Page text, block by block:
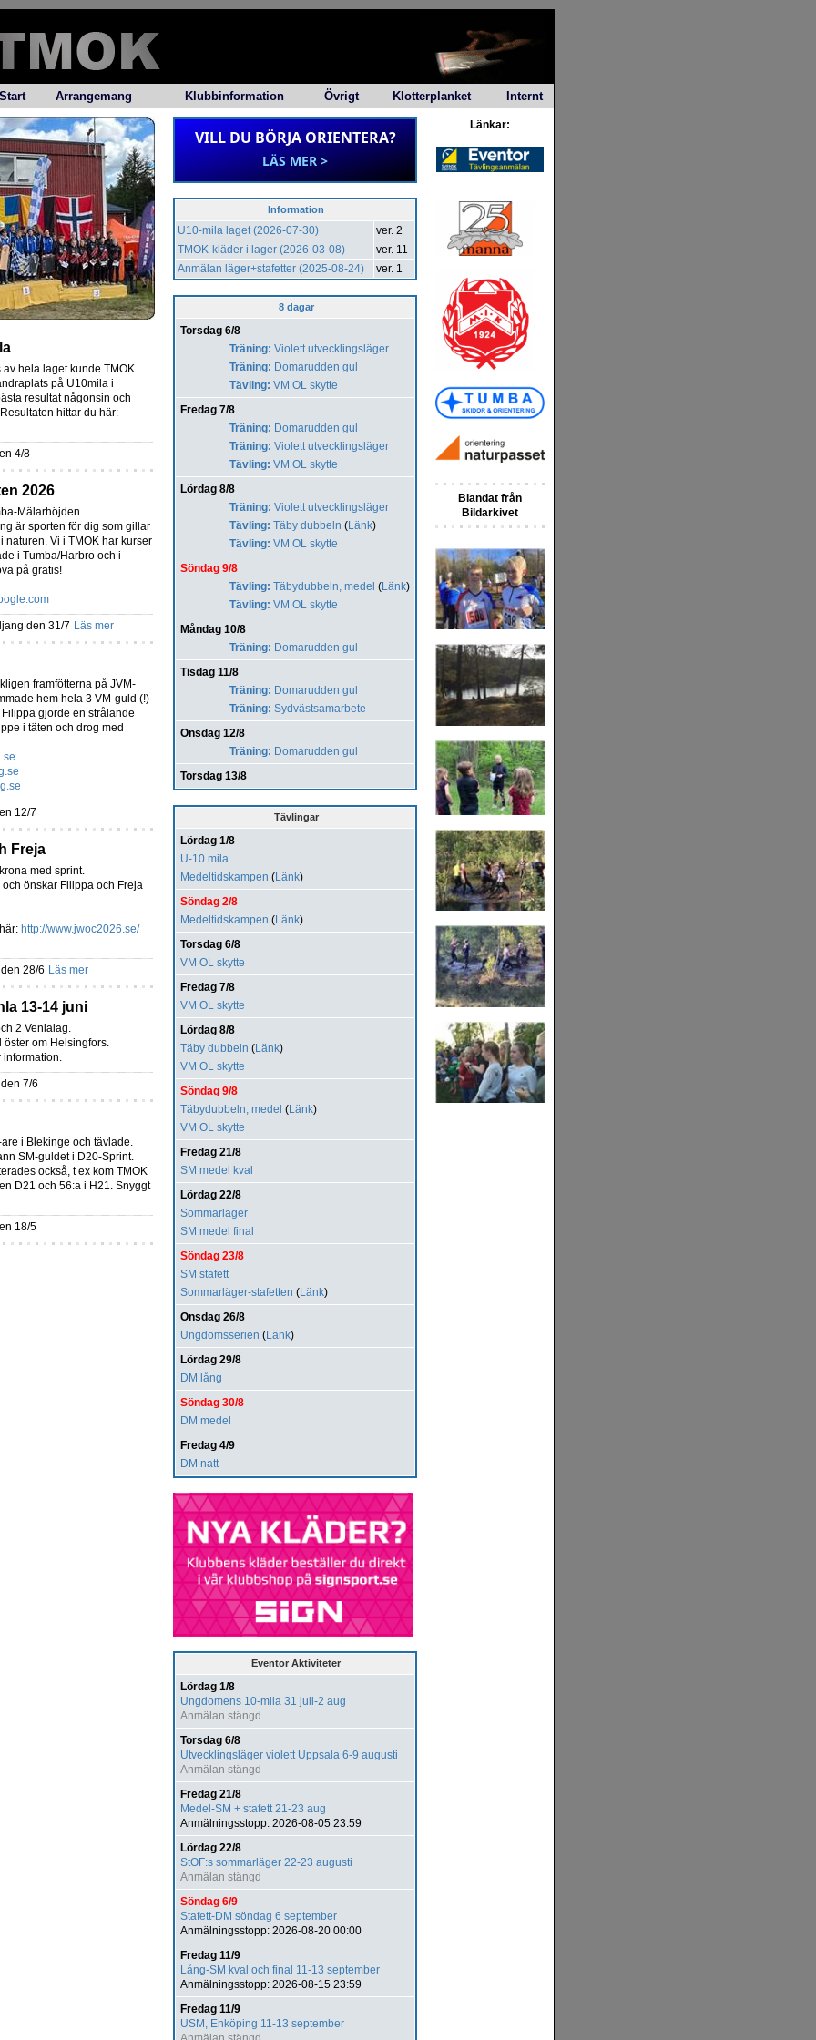
Start Arrangemang Klubbinformation Övrigt Klotterplanket Internt
hela laget kunde TMOK
på U10mila i
resultat någonsin och
hittar du här:
4/8
2026
Mälarhöjden
är sporten för dig som gillar
naturen. Vi i TMOK har kurser
i Tumba/Harbro och i
på gratis!
den 31/7 Läs mer
framfötterna på JVM-
hem hela 3 VM-guld (!)
gjorde en strålande
i täten och drog med
12/7
Freja
med sprint.
önskar Filippa och Freja
http://www.jwoc2026.se/
28/6 Läs mer
13-14 juni
2 Venlalag.
öster om Helsingfors.
information.
7/6
are i Blekinge och tävlade.
SM-guldet i D20-Sprint.
också, t ex kom TMOK
D21 och 56:a i H21. Snyggt
18/5
VILL DU BÖRJA ORIENTERA?
LÄS MER >
Information
U10-mila laget (2026-07-30)
ver. 2
TMOK-kläder i lager (2026-03-08)
ver. 11
Anmälan läger+stafetter (2025-08-24)
ver. 1
8 dagar
Torsdag 6/8
Träning: Violett utvecklingsläger
Träning: Domarudden gul
Tävling: VM OL skytte
Fredag 7/8
Träning: Domarudden gul
Träning: Violett utvecklingsläger
Tävling: VM OL skytte
Lördag 8/8
Träning: Violett utvecklingsläger
Tävling: Täby dubbeln (Länk)
Tävling: VM OL skytte
Söndag 9/8
Tävling: Täbydubbeln, medel (Länk)
Tävling: VM OL skytte
Måndag 10/8
Träning: Domarudden gul
Tisdag 11/8
Träning: Domarudden gul
Träning: Sydvästsamarbete
Onsdag 12/8
Träning: Domarudden gul
Torsdag 13/8
Tävlingar
Lördag 1/8
U-10 mila
Medeltidskampen (Länk)
Söndag 2/8
Medeltidskampen (Länk)
Torsdag 6/8
VM OL skytte
Fredag 7/8
VM OL skytte
Lördag 8/8
Täby dubbeln (Länk)
VM OL skytte
Söndag 9/8
Täbydubbeln, medel (Länk)
VM OL skytte
Fredag 21/8
SM medel kval
Lördag 22/8
Sommarläger
SM medel final
Söndag 23/8
SM stafett
Sommarläger-stafetten (Länk)
Onsdag 26/8
Ungdomsserien (Länk)
Lördag 29/8
DM lång
Söndag 30/8
DM medel
Fredag 4/9
DM natt
Eventor Aktiviteter
Lördag 1/8
Ungdomens 10-mila 31 juli-2 aug
Anmälan stängd
Torsdag 6/8
Utvecklingsläger violett Uppsala 6-9 augusti
Anmälan stängd
Fredag 21/8
Medel-SM + stafett 21-23 aug
Anmälningsstopp: 2026-08-05 23:59
Lördag 22/8
StOF:s sommarläger 22-23 augusti
Anmälan stängd
Söndag 6/9
Stafett-DM söndag 6 september
Anmälningsstopp: 2026-08-20 00:00
Fredag 11/9
Lång-SM kval och final 11-13 september
Anmälningsstopp: 2026-08-15 23:59
Fredag 11/9
USM, Enköping 11-13 september
Länkar:
Blandat från
Bildarkivet